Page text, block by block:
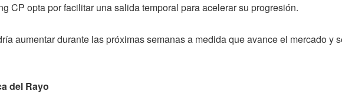
CP opta por facilitar una salida temporal para acelerar su progresión.
aumentar durante las próximas semanas a medida que avance el mercado y
del Rayo